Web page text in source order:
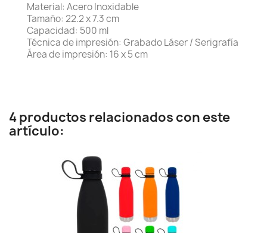
Material: Acero Inoxidable
Tamaño: 22.2 x 7.3 cm
Capacidad: 500 ml
Técnica de impresión: Grabado Láser / Serigrafía
Área de impresión: 16 x 5 cm
4 productos relacionados con este
artículo: